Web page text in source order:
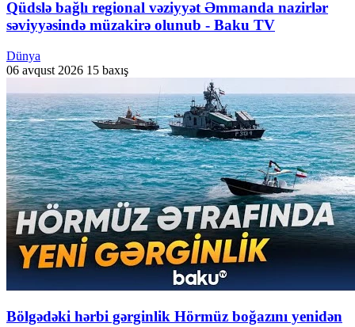
Qüdslə bağlı regional vəziyyət Əmmanda nazirlər
səviyyəsində müzakirə olunub - Baku TV
Dünya
06 avqust 2026 15 baxış
Bölgədəki hərbi gərginlik Hörmüz boğazını yenidən